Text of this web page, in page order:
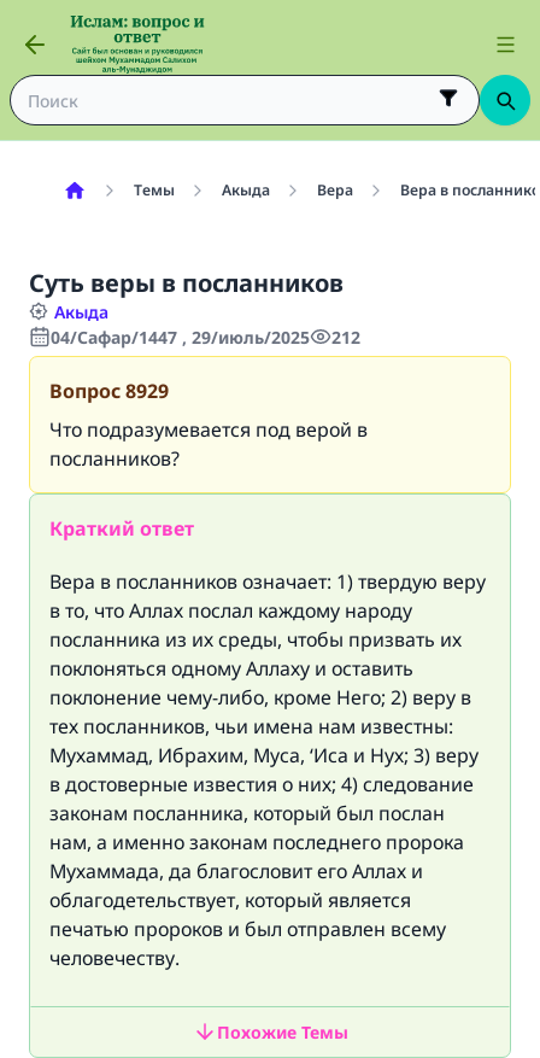
Темы Акыда Вера Вера в
Суть веры в посланников
Акыда
04/Сафар/1447 , 29/июль/2025
212
Вопрос8929
Что подразумевается под верой в
посланников?
Краткий ответ
Вера в посланников означает: 1) твердую веру
в то, что Аллах послал каждому народу
посланника из их среды, чтобы призвать их
поклоняться одному Аллаху и оставить
поклонение чему-либо, кроме Него; 2) веру в
тех посланников, чьи имена нам известны:
Мухаммад, Ибрахим, Муса, ‘Иса и Нух; 3) веру
в достоверные известия о них; 4) следование
законам посланника, который был послан
нам, а именно законам последнего пророка
Мухаммада, да благословит его Аллах и
облагодетельствует, который является
печатью пророков и был отправлен всему
человечеству.
Похожие Темы